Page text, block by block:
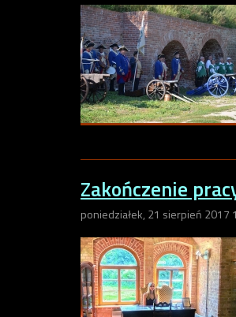
Zakończenie
poniedziałek, 21 sierpień 2017